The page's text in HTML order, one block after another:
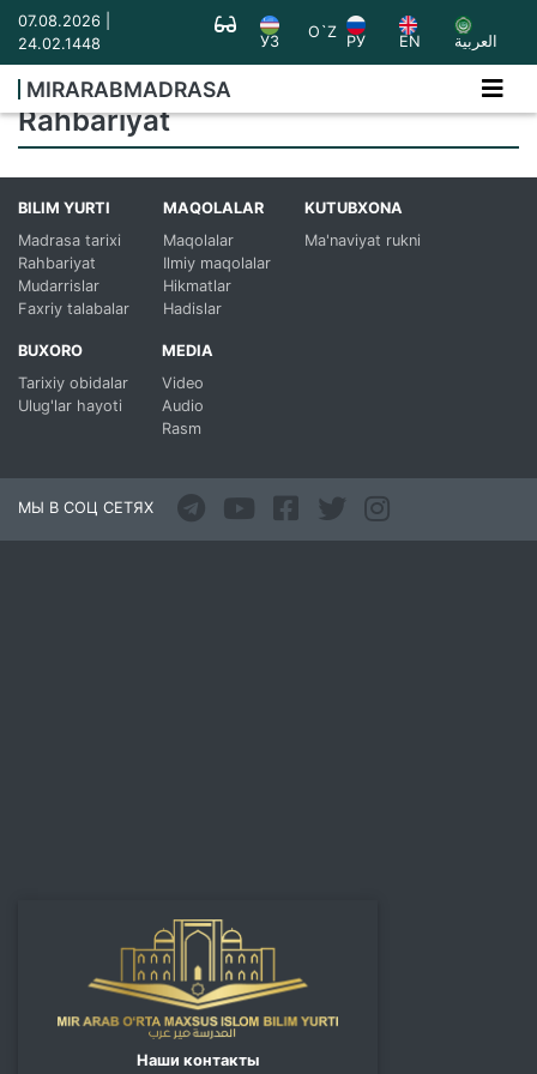
07.08.2026 |
24.02.1448
УЗ
O`Z
РУ EN العربية
MIRARABMADRASA
Rahbariyat
BILIM YURTI
Madrasa tarixi
Rahbariyat
Mudarrislar
Faxriy talabalar
MAQOLALAR
Maqolalar
Ilmiy maqolalar
Hikmatlar
Hadislar
KUTUBXONA
Ma'naviyat rukni
BUXORO
Tarixiy obidalar
Ulug'lar hayoti
MEDIA
Video
Audio
Rasm
МЫ В СОЦ СЕТЯХ
Наши контакты